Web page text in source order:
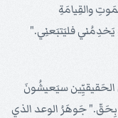
والقِيامَةِ
فليَتبَعنِي."
سيَعيشُونَ
بِحَقّ." جَوهَرُ الوعد الذي